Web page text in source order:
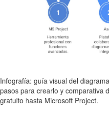
Infografía: guía visual del
pasos para crearlo y comparativa
gratuito hasta Microsoft Project.